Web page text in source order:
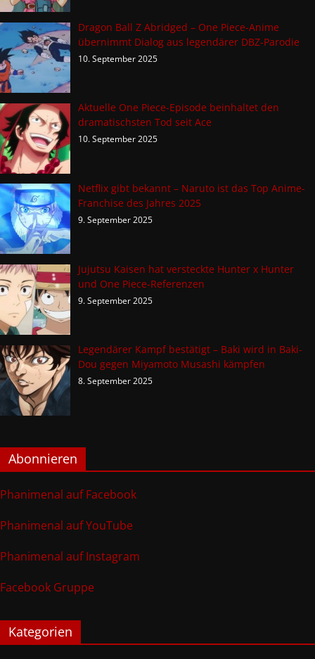
Dragon Ball Z Abridged – One Piece-Anime
übernimmt Dialog aus legendärer DBZ-Parodie
10. September 2025
Aktuelle One Piece-Episode beinhaltet den
dramatischsten Tod seit Ace
10. September 2025
Netflix gibt bekannt – Naruto ist das Top Anime-
Franchise des Jahres 2025
9. September 2025
Jujutsu Kaisen hat versteckte Hunter x Hunter
und One Piece-Referenzen
9. September 2025
Legendärer Kampf bestätigt – Baki wird in Baki-
Dou gegen Miyamoto Musashi kämpfen
8. September 2025
Abonnieren
Phanimenal auf Facebook
Phanimenal auf YouTube
Phanimenal auf Instagram
Facebook Gruppe
Kategorien